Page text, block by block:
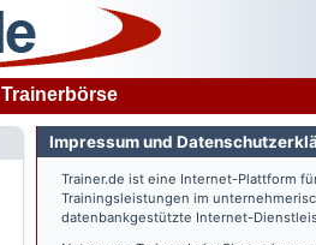
Trainerbörse
Impressum und
Trainer.de ist eine Internet-Plattform
Trainingsleistungen im
datenbankgestützte Internet-